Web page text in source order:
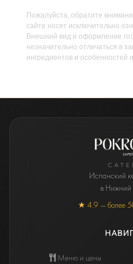
Пожалуйста, обратите
сайте носят исключительно
Внешний вид и оформление
незначительно отличаться в
ингредиентов и особенностей
Испанский
в Нижний
★ 4.9 — более
Меню и цены